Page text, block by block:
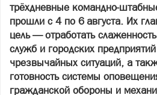
трёхдневные
прошли с 4 по 6 августа. Их
цель — отработать
служб и городских
чрезвычайных ситуаций, а
готовность системы
гражданской обороны и